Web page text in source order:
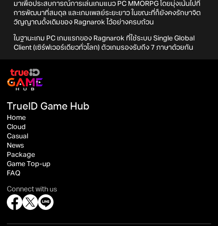
มาเพื่อประสบการณ์การเล่นเกมแนว PC MMORPG โดยมุ่งเน้นไปที่
การพัฒนาที่สมดุล และเกมเพลย์ระยะยาว ในขณะที่ก็ยังคงรักษาจิต
วิญญาณดั้งเดิมของ Ragnarok ไว้อย่างครบถ้วน
ในฐานะเกม PC เกมแรกของ Ragnarok ที่ใช้ระบบ Single Global
Client (เซิร์ฟเวอร์เดียวทั่วโลก) ตัวเกมรองรับถึง 7 ภาษาด้วยกัน
TrueID Game Hub
Home
Cloud
Casual
News
Package
Game Top-up
FAQ
Connect with us